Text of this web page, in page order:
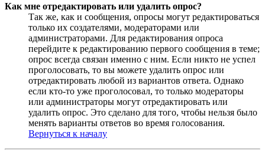
Как мне отредактировать или удалить опрос?
Так же, как и сообщения, опросы могут редактироваться
только их создателями, модераторами или
администраторами. Для редактирования опроса
перейдите к редактированию первого сообщения в теме;
опрос всегда связан именно с ним. Если никто не успел
проголосовать, то вы можете удалить опрос или
отредактировать любой из вариантов ответа. Однако
если кто-то уже проголосовал, то только модераторы
или администраторы могут отредактировать или
удалить опрос. Это сделано для того, чтобы нельзя было
менять варианты ответов во время голосования.
Вернуться к началу